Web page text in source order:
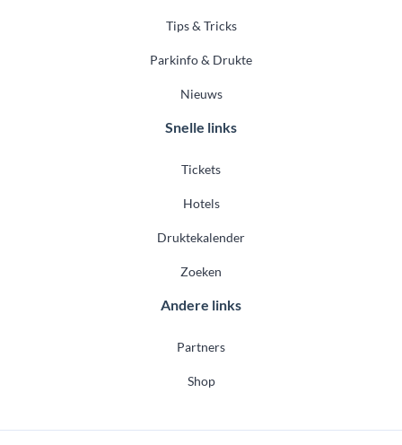
Tips & Tricks
Parkinfo & Drukte
Nieuws
Snelle links
Tickets
Hotels
Druktekalender
Zoeken
Andere links
Partners
Shop